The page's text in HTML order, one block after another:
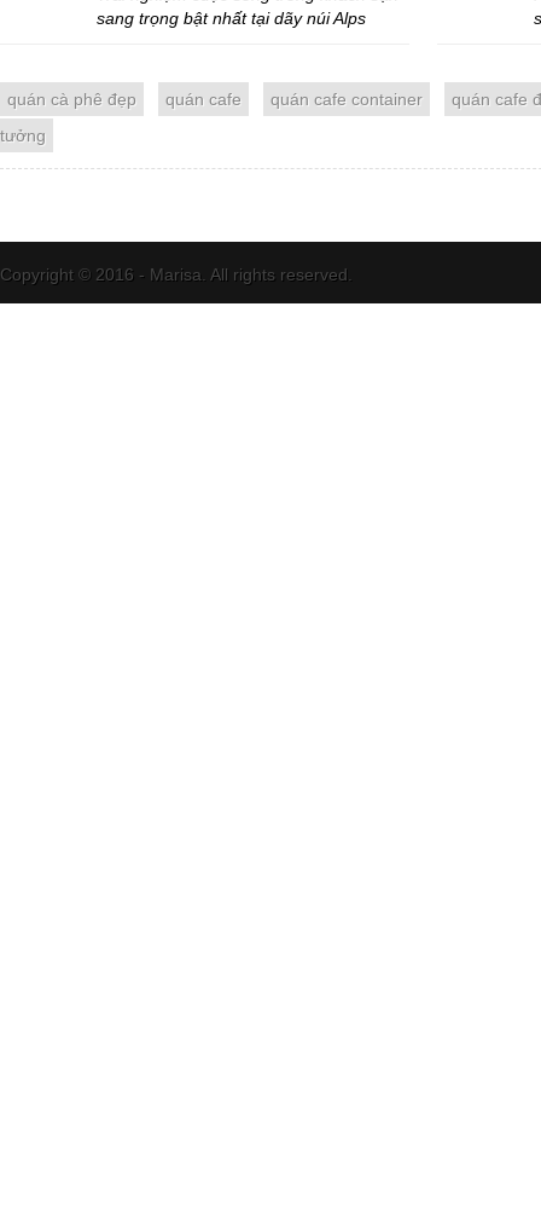
sang trọng bật nhất tại dãy núi Alps
quán cà phê đẹp quán cafe quán cafe container
quán cafe
tưởng
Copyright © 2016 - Marisa. All rights reserved.